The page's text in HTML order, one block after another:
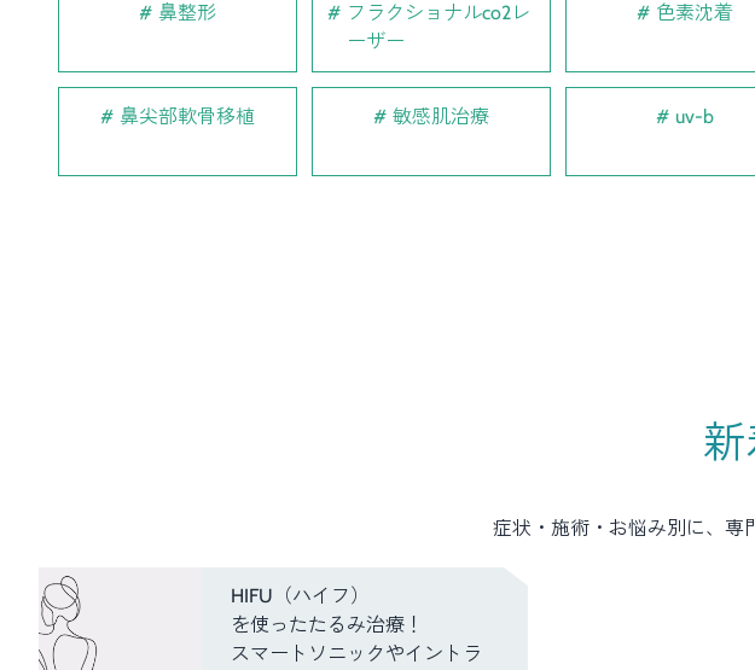
鼻整形
フラクショナルco2レ
ーザー
色素沈着
鼻尖部軟骨移植 敏感肌治療 uv-b
症状・施術・お悩み別に、専
HIFU（ハイフ）
を使ったたるみ治療！
スマートソニックやイントラ